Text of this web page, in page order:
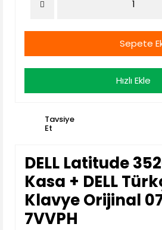
Sepete
Hızlı Ekle
Tavsiye
Et
DELL Latitude
Kasa + DELL
Klavye Orijinal
7VVPH